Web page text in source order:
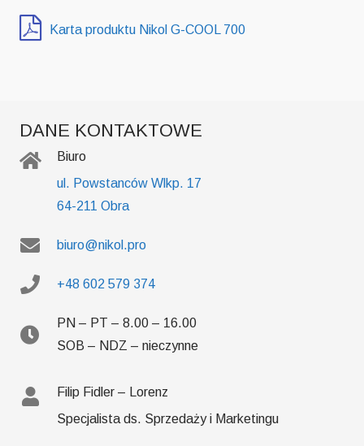
Karta produktu Nikol G-COOL 700
DANE KONTAKTOWE
Biuro
ul. Powstanców Wlkp. 17
64-211 Obra
biuro@nikol.pro
+48 602 579 374
PN – PT – 8.00 – 16.00
SOB – NDZ – nieczynne
Filip Fidler – Lorenz
Specjalista ds. Sprzedaży i Marketingu